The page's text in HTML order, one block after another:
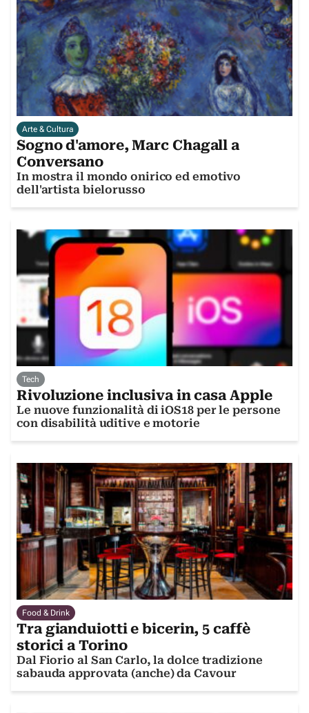
Arte & Cultura
Sogno d'amore, Marc Chagall a
Conversano
In mostra il mondo onirico ed emotivo
dell'artista bielorusso
Tech
Rivoluzione inclusiva in casa Apple
Le nuove funzionalità di iOS18 per le persone
con disabilità uditive e motorie
Food & Drink
Tra gianduiotti e bicerin, 5 caffè
storici a Torino
Dal Fiorio al San Carlo, la dolce tradizione
sabauda approvata (anche) da Cavour